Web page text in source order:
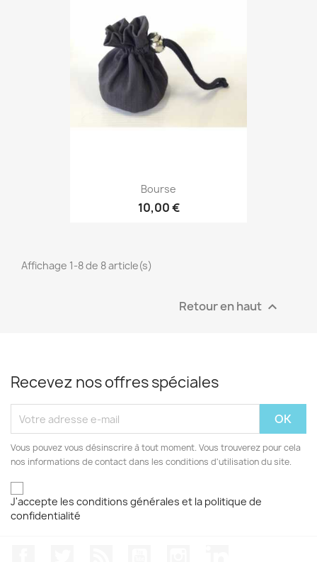
Bourse
10,00 €
Affichage 1-8 de 8 article(s)
Retour en haut 
Recevez nos offres spéciales
Vous pouvez vous désinscrire à tout moment. Vous trouverez pour cela
nos informations de contact dans les conditions d'utilisation du site.
J'accepte les conditions générales et la politique de
confidentialité